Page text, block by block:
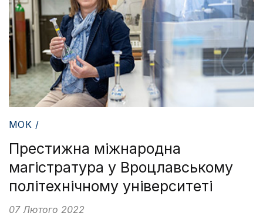
МОК /
Престижна міжнародна
магістратура у Вроцлавському
політехнічному університеті
07 Лютого 2022